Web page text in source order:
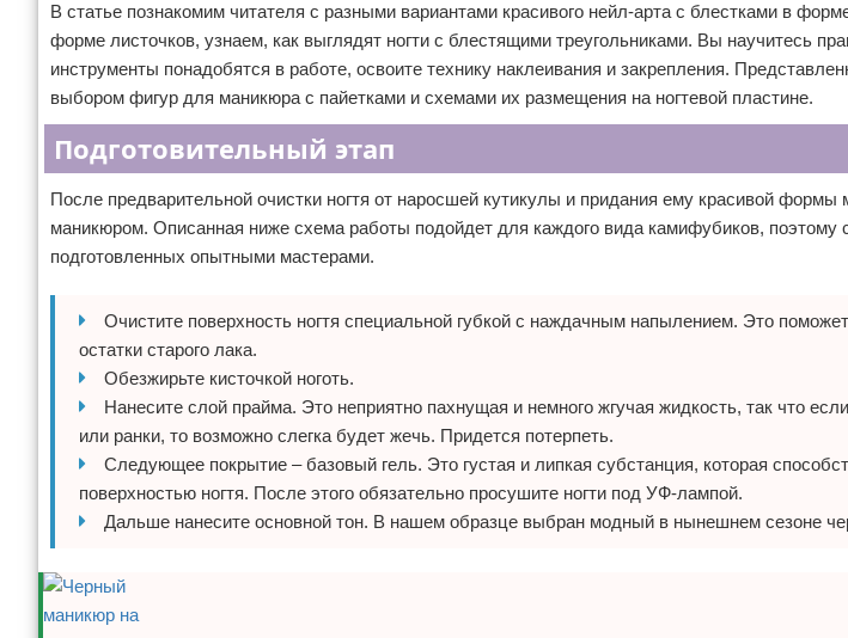
В статье познакомим читателя с разными вариантами красивого нейл-арта с блестками в
форме листочков, узнаем, как выглядят ногти с блестящими треугольниками. Вы научитесь
инструменты понадобятся в работе, освоите технику наклеивания и закрепления.
выбором фигур для маникюра с пайетками и схемами их размещения на ногтевой пластине.
Подготовительный этап
После предварительной очистки ногтя от наросшей кутикулы и придания ему красивой
маникюром. Описанная ниже схема работы подойдет для каждого вида камифубиков, поэтому
подготовленных опытными мастерами.
Очистите поверхность ногтя специальной губкой с наждачным напылением. Это
остатки старого лака.
Обезжирьте кисточкой ноготь.
Нанесите слой прайма. Это неприятно пахнущая и немного жгучая жидкость, так что
или ранки, то возможно слегка будет жечь. Придется потерпеть.
Следующее покрытие – базовый гель. Это густая и липкая субстанция, которая
поверхностью ногтя. После этого обязательно просушите ногти под УФ-лампой.
Дальше нанесите основной тон. В нашем образце выбран модный в нынешнем сезоне